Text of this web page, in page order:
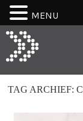
TAG ARCHIEF:
MENU